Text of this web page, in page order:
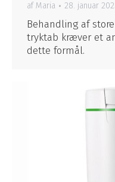
afMaria 28. januar
Behandling af
tryktab kræver et
dette formål.